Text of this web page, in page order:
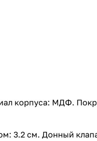
корпуса: МДФ.
3.2 см. Донный